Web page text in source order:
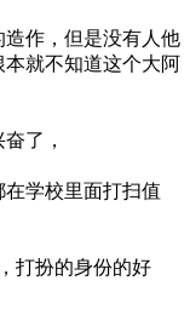
作，但是没有人他
就不知道这个大阿
了，
学校里面打扫值
打扮的身份的好